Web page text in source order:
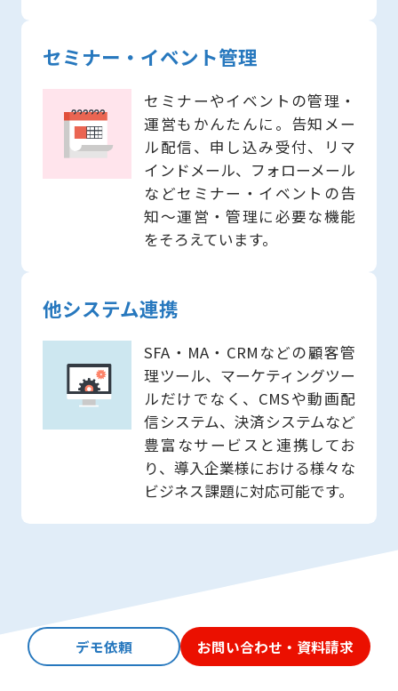
セミナー・イベント管理
セミナーやイベントの管理・
運営もかんたんに。告知メー
ル配信、申し込み受付、リマ
インドメール、フォローメール
などセミナー・イベントの告
知〜運営・管理に必要な機能
をそろえています。
他システム連携
SFA・MA・CRMなどの顧客管
理ツール、マーケティングツー
ルだけでなく、CMSや動画配
信システム、決済システムなど
豊富なサービスと連携してお
り、導入企業様における様々な
ビジネス課題に対応可能です。
デモ依頼 お問い合わせ・資料請求